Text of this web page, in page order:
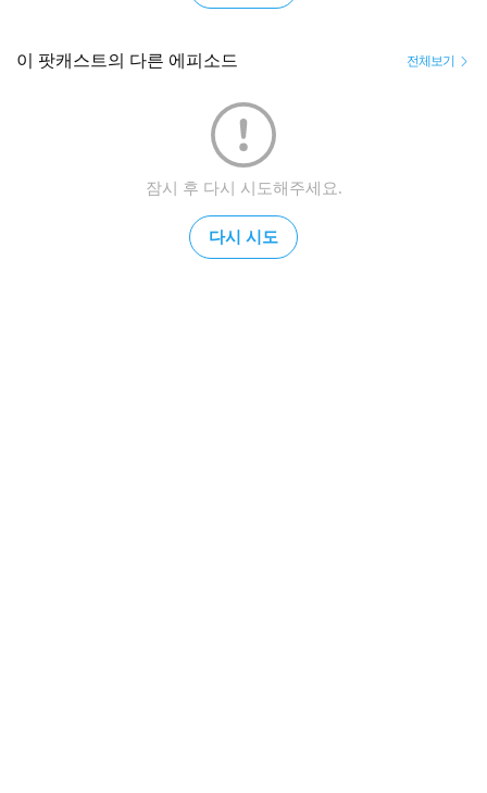
이 팟캐스트의 다른 에피소드 전체보기
잠시 후 다시 시도해주세요.
다시 시도